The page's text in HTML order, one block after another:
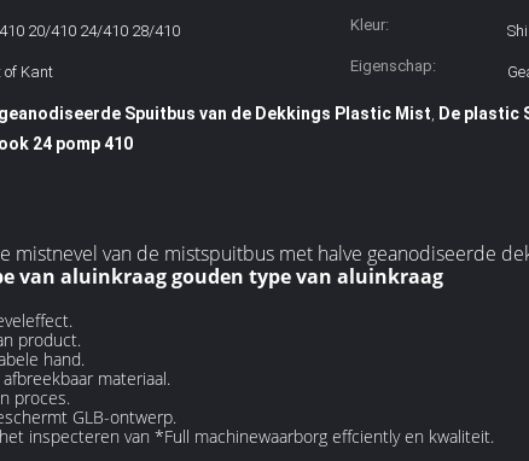
20/410 24/410 28/410 Kleur:
of Kant Eigenschap:
geanodiseerde Spuitbus van de Dekkings Plastic Mist, De plastic
24 pomp 410
mistnevel van de mistspuitbus met halve geanodiseerde
van aluinkraag gouden type van aluinkraag
product.
hand.
materiaal.
proces.
GLB-ontwerp.
inspecteren van *Full machinewaarborg effciently en kwaliteit.